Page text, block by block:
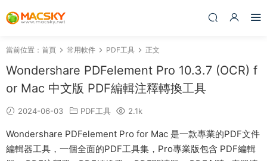
當前位置： 首頁 常用軟件 PDF工具 正文
Wondershare PDFelement Pro 10.3.7 (OCR) f
or Mac 中文版 PDF編輯注釋轉換工具
2024-06-03 PDF工具 2.1k
Wondershare PDFelement Pro for Mac 是一款專業的PDF文件
編輯器工具，一個全面的PDF工具集，Pro專業版包含 PDF編輯